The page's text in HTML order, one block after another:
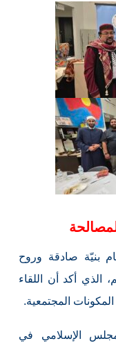
بنيّة صادقة وروح
الذي أكد أن اللقاء
المجتمعية.
الإسلامي في